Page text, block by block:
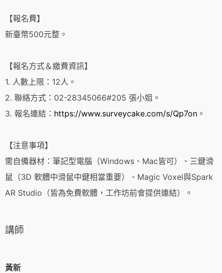
【報名費】
新臺幣500元整。
【報名方式＆繳費資訊】
1. 人數上限：12人。
2. 聯絡方式：02-28345066#205 張小姐。
3. 報名連結： https://www.surveycake.com/s/Qp7on 。
【注意事項】
需自備器材：筆記型電腦（Windows、Mac皆可）、三鍵滑
鼠（3D 軟體中滑鼠中鍵相當重要）、Magic Voxel與Spark
AR Studio（皆為免費軟體，工作坊前會提供連結）。
講師
黃新